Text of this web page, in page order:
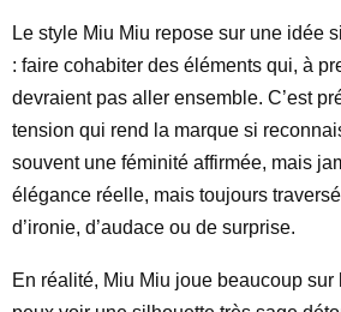
Le style Miu Miu repose sur une idée
: faire cohabiter des éléments qui, à
devraient pas aller ensemble. C’est
tension qui rend la marque si
souvent une féminité affirmée, mais
élégance réelle, mais toujours
d’ironie, d’audace ou de surprise.
En réalité, Miu Miu joue beaucoup sur